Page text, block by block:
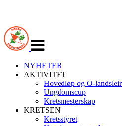
navigasjon
NYHETER
AKTIVITET
Hovedløp og O-landsleir
Ungdomscup
Kretsmesterskap
KRETSEN
Kretsstyret